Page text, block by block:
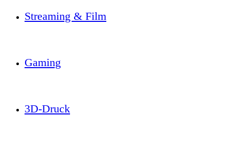
Streaming & Film
Gaming
3D-Druck